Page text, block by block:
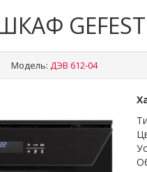
Модель: ДЭВ 612-04